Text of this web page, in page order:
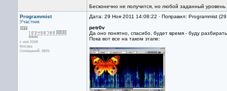
Бесконечно не получится, но любой заданный
Programmist
Участник
с ноя 2008
Москва
Сообщений: 3826
Дата: 29 Ноя 2011 14:08:22 · Поправил: Programmist
petr0v
Да оно понятно, спасибо, будет время - буду
Пока вот все на таком этапе: